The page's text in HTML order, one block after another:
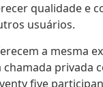
qualidade e
usuários.
a mesma
five